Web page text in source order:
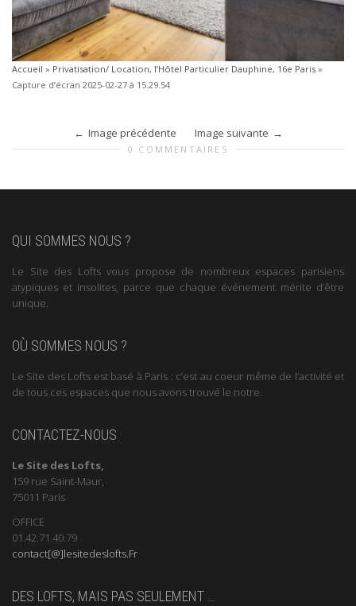
Accueil » Privatisation/ Location, l’Hôtel Particulier Dauphine, 16e Paris »
Capture d’écran 2025-02-27 à 15.29.54
Image précédente Image suivante
0 COMMENTAIRES
QUI SOMMES NOUS ?
Le Site des Lofts vous propose de nombreux espaces parisiens
atypiques et insolites, parce que chaque événement mérite d’être
unique.
OÙ SOMMES NOUS ?
Le Site des Lofts est basé à Paris : c’est au coeur même de l’activité et
de tous ces espaces que nous avons trouvé le notre.
CONTACTEZ-NOUS
Le Site des Lofts,
159 rue Saint-Maur,
75011 Paris
OFFICE
01.42.71.40.79
contact[@]lesitedeslofts.Fr
DES LOFTS, MAIS PAS SEULEMENT …